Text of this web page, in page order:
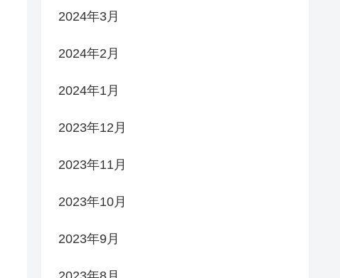
2024年3月
2024年2月
2024年1月
2023年12月
2023年11月
2023年10月
2023年9月